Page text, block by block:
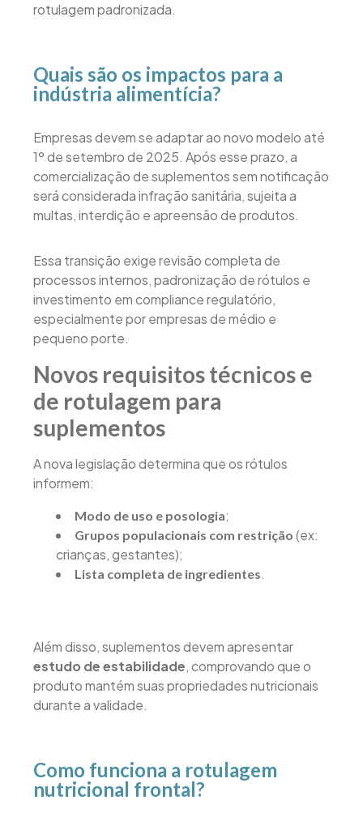
rotulagem padronizada.
Quais são os impactos para a
indústria alimentícia?
Empresas devem se adaptar ao novo modelo até
1º de setembro de 2025. Após esse prazo, a
comercialização de suplementos sem notificação
será considerada infração sanitária, sujeita a
multas, interdição e apreensão de produtos.
Essa transição exige revisão completa de
processos internos, padronização de rótulos e
investimento em compliance regulatório,
especialmente por empresas de médio e
pequeno porte.
Novos requisitos técnicos e
de rotulagem para
suplementos
A nova legislação determina que os rótulos
informem:
Modo de uso e posologia;
Grupos populacionais com restrição (ex:
crianças, gestantes);
Lista completa de ingredientes.
Além disso, suplementos devem apresentar
estudo de estabilidade, comprovando que o
produto mantém suas propriedades nutricionais
durante a validade.
Como funciona a rotulagem
nutricional frontal?